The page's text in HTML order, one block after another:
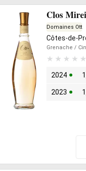
Clos
Domaines Ott
Côtes-de-
Grenache /
2024
2023